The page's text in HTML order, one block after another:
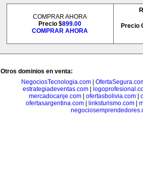
COMPRAR AHORA
Precio $899.00
COMPRAR AHORA
Precio
Otros dominios en venta:
NegociosTecnologia.com
estrategiadeventas.com|
mercadocanje.com
ofertasbolivia.com
ofertasargentina.com| linksturismo.com|